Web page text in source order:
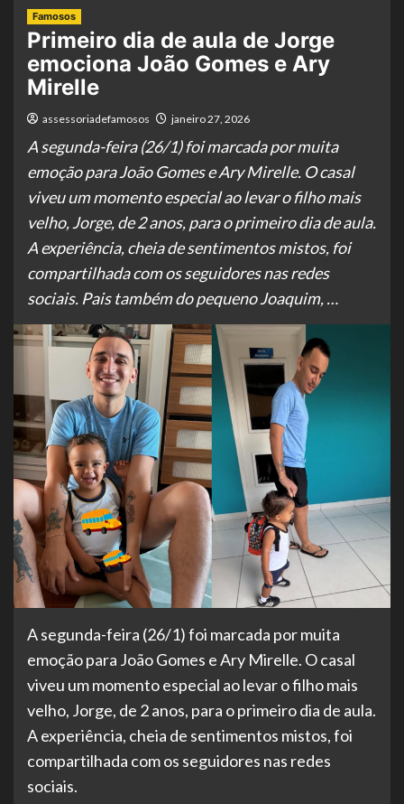
Famosos
Primeiro dia de aula de Jorge
emociona João Gomes e Ary
Mirelle
assessoriadefamosos janeiro 27, 2026
A segunda-feira (26/1) foi marcada por muita
emoção para João Gomes e Ary Mirelle. O casal
viveu um momento especial ao levar o filho mais
velho, Jorge, de 2 anos, para o primeiro dia de aula.
A experiência, cheia de sentimentos mistos, foi
compartilhada com os seguidores nas redes
sociais. Pais também do pequeno Joaquim, …
A segunda-feira (26/1) foi marcada por muita
emoção para João Gomes e Ary Mirelle. O casal
viveu um momento especial ao levar o filho mais
velho, Jorge, de 2 anos, para o primeiro dia de aula.
A experiência, cheia de sentimentos mistos, foi
compartilhada com os seguidores nas redes
sociais.